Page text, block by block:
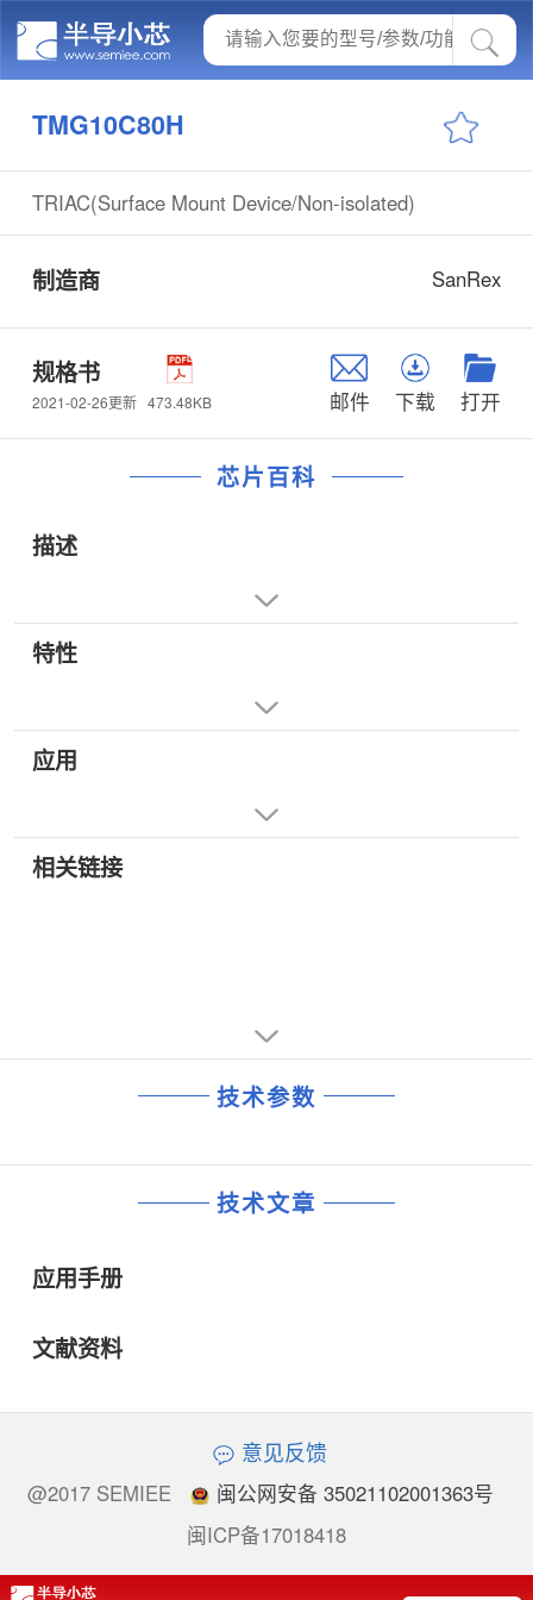
TMG10C80H
TRIAC(Surface Mount Device/Non-isolated)
制造商 SanRex
规格书
2021-02-26更新 473.48KB 邮件 下载 打开
芯片百科
描述
特性
应用
相关链接
技术参数
技术文章
应用手册
文献资料
意见反馈
@2017 SEMIEE
闽公网安备 35021102001363号
闽ICP备17018418